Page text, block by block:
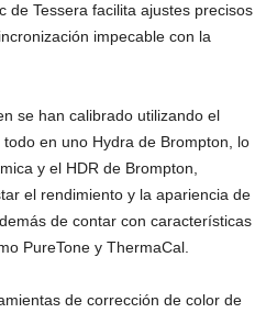
de Tessera facilita ajustes precisos
impecable con la
se han calibrado utilizando el
en uno Hydra de Brompton, lo
y el HDR de Brompton,
el rendimiento y la apariencia de
de contar con características
PureTone y ThermaCal.
de corrección de color de